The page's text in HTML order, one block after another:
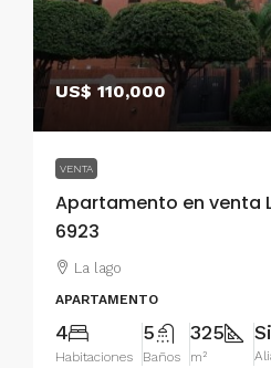
US$ 110,000
VENTA
Apartamento en venta
6923
La lago
APARTAMENTO
4
Habitaciones
5
Baños
325
m²
Si